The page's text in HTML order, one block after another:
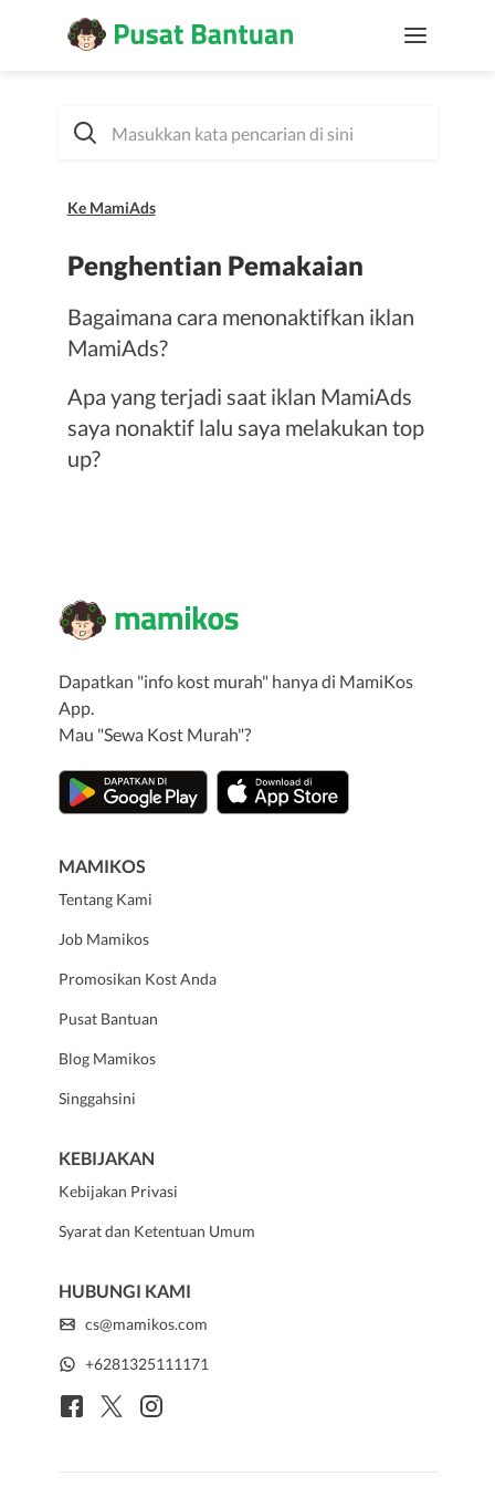
Ke MamiAds
Penghentian Pemakaian
Bagaimana cara menonaktifkan iklan
MamiAds?
Apa yang terjadi saat iklan MamiAds
saya nonaktif lalu saya melakukan top
up?
Dapatkan "info kost murah" hanya di MamiKos
App.
Mau "Sewa Kost Murah"?
MAMIKOS
Tentang Kami
Job Mamikos
Promosikan Kost Anda
Pusat Bantuan
Blog Mamikos
Singgahsini
KEBIJAKAN
Kebijakan Privasi
Syarat dan Ketentuan Umum
HUBUNGI KAMI
cs@mamikos.com
+6281325111171